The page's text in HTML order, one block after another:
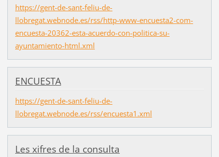
https://gent-de-sant-feliu-de-
llobregat.webnode.es/rss/http-www-encuesta2-com-
encuesta-20362-esta-acuerdo-con-politica-su-
ayuntamiento-html.xml
ENCUESTA
https://gent-de-sant-feliu-de-
llobregat.webnode.es/rss/encuesta1.xml
Les xifres de la consulta